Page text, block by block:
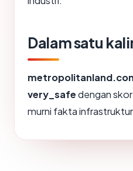
Dalam satu
very_safedengan skor
murni fakta